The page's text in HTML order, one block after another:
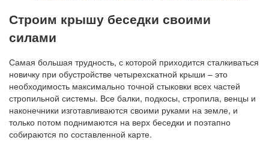
Строим крышу беседки своими
силами
Самая большая трудность, с которой приходится сталкиваться
новичку при обустройстве четырехскатной крыши – это
необходимость максимально точной стыковки всех частей
стропильной системы. Все балки, подкосы, стропила, венцы и
наконечники изготавливаются своими руками на земле, и
только потом поднимаются на верх беседки и поэтапно
собираются по составленной карте.